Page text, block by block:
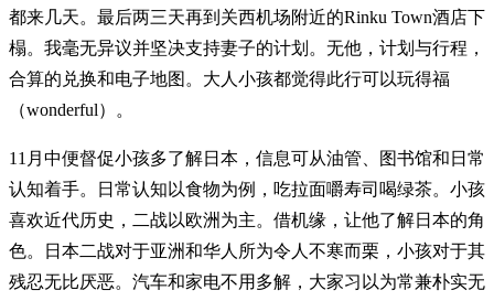
都来几天。最后两三天再到关西机场附近的Rinku Town酒店下
榻。我毫无异议并坚决支持妻子的计划。无他，计划与行程，
合算的兑换和电子地图。大人小孩都觉得此行可以玩得福
（wonderful）。
11月中便督促小孩多了解日本，信息可从油管、图书馆和日常
认知着手。日常认知以食物为例，吃拉面嚼寿司喝绿茶。小孩
喜欢近代历史，二战以欧洲为主。借机缘，让他了解日本的角
色。日本二战对于亚洲和华人所为令人不寒而栗，小孩对于其
残忍无比厌恶。汽车和家电不用多解，大家习以为常兼朴实无